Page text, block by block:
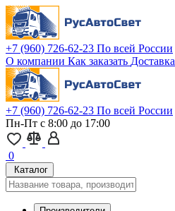
+7 (960) 726-62-23 По всей России
О компании Как заказать Доставка
+7 (960) 726-62-23 По всей России
Пн-Пт с 8:00 до 17:00
0
Каталог